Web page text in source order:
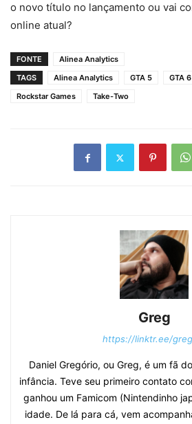
o novo título no lançamento ou vai
online atual?
FONTE
Alinea Analytics
TAGS
Alinea Analytics GTA 5 GTA 6
Rockstar Games
Take-Two
Greg
https://linktr.ee/
Daniel Gregório, ou Greg, é um fã
infância. Teve seu primeiro contato
ganhou um Famicom (Nintendinho
idade. De lá para cá, vem